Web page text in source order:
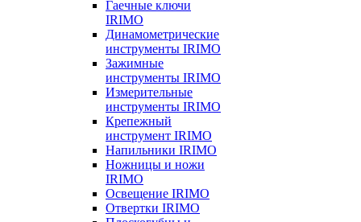
Гаечные ключи
IRIMO
Динамометрические
инструменты IRIMO
Зажимные
инструменты IRIMO
Измерительные
инструменты IRIMO
Крепежный
инструмент IRIMO
Напильники IRIMO
Ножницы и ножи
IRIMO
Освещение IRIMO
Отвертки IRIMO